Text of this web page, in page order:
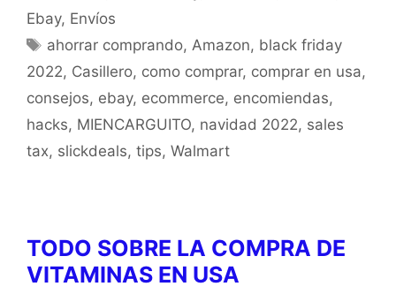
Ebay, Envíos
ahorrar comprando, Amazon, black friday
2022, Casillero, como comprar, comprar en usa,
consejos, ebay, ecommerce, encomiendas,
hacks, MIENCARGUITO, navidad 2022, sales
tax, slickdeals, tips, Walmart
TODO SOBRE LA COMPRA DE
VITAMINAS EN USA